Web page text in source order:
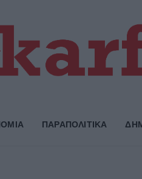
ΠΑΡΑΠΟΛΙΤΙΚΑ